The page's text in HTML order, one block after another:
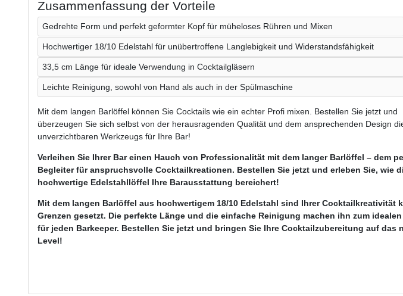
Zusammenfassung der Vorteile
Gedrehte Form und perfekt geformter Kopf für müheloses Rühren und Mixen
Hochwertiger 18/10 Edelstahl für unübertroffene Langlebigkeit und Widerstandsfähigkeit
33,5 cm Länge für ideale Verwendung in Cocktailgläsern
Leichte Reinigung, sowohl von Hand als auch in der Spülmaschine
Mit dem langen Barlöffel können Sie Cocktails wie ein echter Profi mixen. Bestellen Sie jetzt und
überzeugen Sie sich selbst von der herausragenden Qualität und dem ansprechenden Design
unverzichtbaren Werkzeugs für Ihre Bar!
Verleihen Sie Ihrer Bar einen Hauch von Professionalität mit dem langer Barlöffel – dem
Begleiter für anspruchsvolle Cocktailkreationen. Bestellen Sie jetzt und erleben Sie, wie
hochwertige Edelstahllöffel Ihre Barausstattung bereichert!
Mit dem langen Barlöffel aus hochwertigem 18/10 Edelstahl sind Ihrer Cocktailkreativität
Grenzen gesetzt. Die perfekte Länge und die einfache Reinigung machen ihn zum idealen
für jeden Barkeeper. Bestellen Sie jetzt und bringen Sie Ihre Cocktailzubereitung auf das
Level!